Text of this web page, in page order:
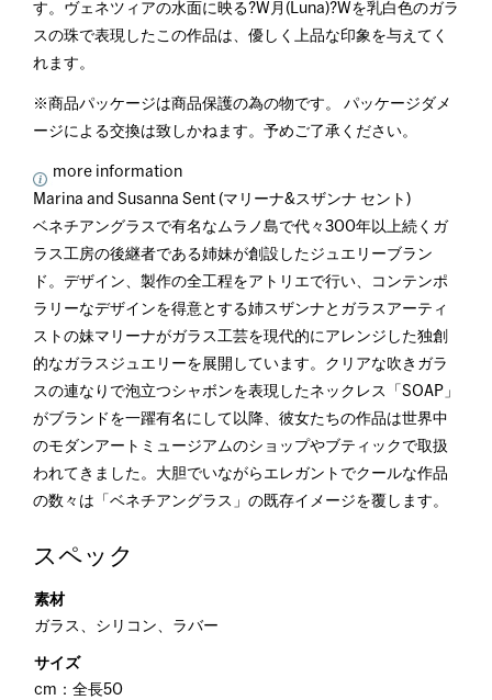
す。ヴェネツィアの水面に映る?W月(Luna)?Wを乳白色のガラ
スの珠で表現したこの作品は、優しく上品な印象を与えてく
れます。
※商品パッケージは商品保護の為の物です。 パッケージダメ
ージによる交換は致しかねます。予めご了承ください。
more information
Marina and Susanna Sent (マリーナ&スザンナ セント)
ベネチアングラスで有名なムラノ島で代々300年以上続くガ
ラス工房の後継者である姉妹が創設したジュエリーブラン
ド。デザイン、製作の全工程をアトリエで行い、コンテンポ
ラリーなデザインを得意とする姉スザンナとガラスアーティ
ストの妹マリーナがガラス工芸を現代的にアレンジした独創
的なガラスジュエリーを展開しています。クリアな吹きガラ
スの連なりで泡立つシャボンを表現したネックレス「SOAP」
がブランドを一躍有名にして以降、彼女たちの作品は世界中
のモダンアートミュージアムのショップやブティックで取扱
われてきました。大胆でいながらエレガントでクールな作品
の数々は「ベネチアングラス」の既存イメージを覆します。
スペック
素材
ガラス、シリコン、ラバー
サイズ
cm：全長50